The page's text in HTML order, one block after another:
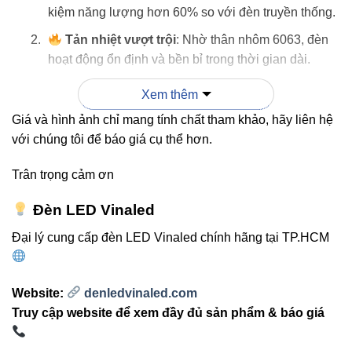
kiệm năng lượng hơn 60% so với đèn truyền thống.
Tản nhiệt vượt trội: Nhờ thân nhôm 6063, đèn
hoạt động ổn định và bền bỉ trong thời gian dài.
Thiết kế sang trọng : Dạng thanh profile mảnh,
phù hợp với không gian nội thất hiện đại, dễ lắp đặt
treo trần hoặc âm trần.
Gosei – hiệu suất cao, tiêu thụ điện năng thấp, thân
giảm chi phí thay thế và bảo trì.
So sánh với các dòng đèn
LED thanh khác
Xem thêm
Giá và hình ảnh chỉ mang tính chất tham khảo, hãy liên hệ
với chúng tôi để báo giá cụ thể hơn.
Trân trọng cảm ơn
Đèn LED Vinaled
Đại lý cung cấp đèn LED Vinaled chính hãng tại TP.HCM
Website:
denledvinaled.com
Truy cập website để xem đầy đủ sản phẩm & báo giá